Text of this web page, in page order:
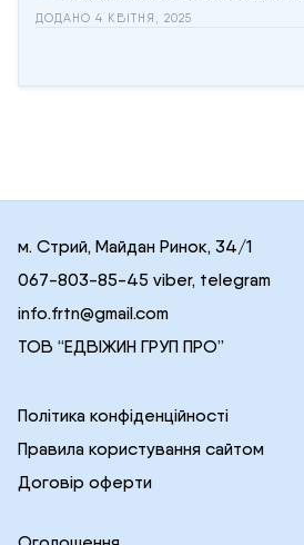
ДОДАНО 4 КВІТНЯ, 2025
м. Стрий, Майдан Ринок, 34/1
067-803-85-45 viber, telegram
info.frtn@gmail.com
ТОВ “ЕДВІЖИН ГРУП ПРО”
Політика конфіденційності
Правила користування сайтом
Договір оферти